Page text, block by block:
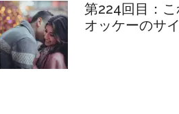
第224回目：
オッケーのサ